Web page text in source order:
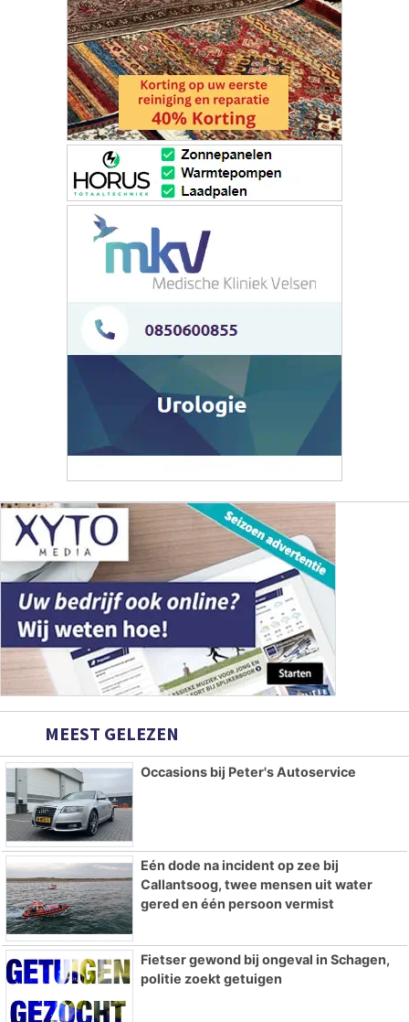
MEEST GELEZEN
Occasions bij Peter's Autoservice
Eén dode na incident op zee bij
Callantsoog, twee mensen uit water
gered en één persoon vermist
Fietser gewond bij ongeval in Schagen,
politie zoekt getuigen